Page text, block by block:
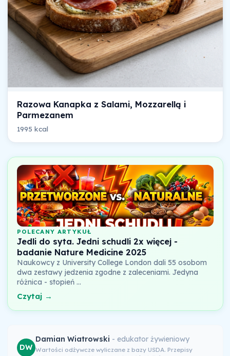
Razowa Kanapka z Salami, Mozzarellą i
Parmezanem
1995 kcal
POLECANY ARTYKUŁ
Jedli do syta. Jedni schudli 2x więcej -
badanie Nature Medicine 2025
Naukowcy z University College London dali 55 osobom
dwa zestawy jedzenia zgodne z zaleceniami. Jedyna
różnica - stopień …
Czytaj →
DW
Damian Wiatrowski - edukator żywieniowy
Wartości odżywcze wyliczane z bazy USDA. Przepisy